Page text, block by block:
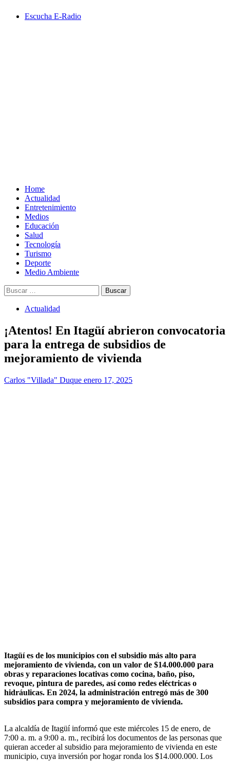
Escucha E-Radio
Home
Actualidad
Entretenimiento
Medios
Educación
Salud
Tecnología
Turismo
Deporte
Medio Ambiente
Buscar:
Actualidad
¡Atentos! En Itagüí abrieron convocatoria
para la entrega de subsidios de
mejoramiento de vivienda
Carlos "Villada" Duque enero 17, 2025
Itagüí es de los municipios con el subsidio más alto para
mejoramiento de vivienda, con un valor de $14.000.000 para
obras y reparaciones locativas como cocina, baño, piso,
revoque, pintura de paredes, así como redes eléctricas o
hidráulicas. En 2024, la administración entregó más de 300
subsidios para compra y mejoramiento de vivienda.
La alcaldía de Itagüí informó que este miércoles 15 de enero, de
7:00 a. m. a 9:00 a. m., recibirá los documentos de las personas que
quieran acceder al subsidio para mejoramiento de vivienda en este
municipio, cuya inversión por hogar ronda los $14.000.000. Los